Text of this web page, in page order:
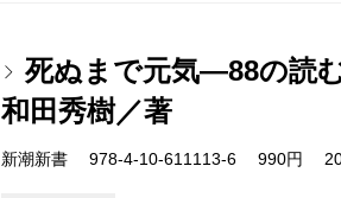
死ぬまで元気―88の読
和田秀樹／著
新潮新書 978-4-10-611113-6 990円